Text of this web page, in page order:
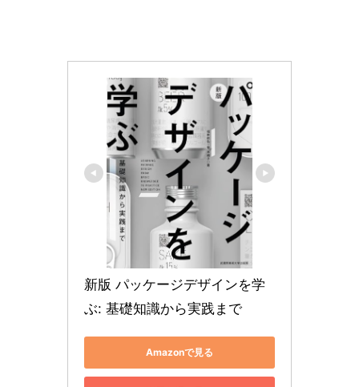
新版 パッケージデザインを学
ぶ: 基礎知識から実践まで
Amazonで見る